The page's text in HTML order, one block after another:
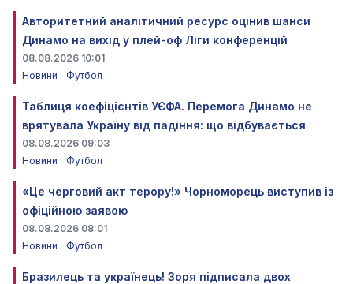
Авторитетний аналітичний ресурс оцінив шанси
Динамо на вихід у плей-оф Ліги конференцій
08.08.2026 10:01
Новини
Футбол
Таблиця коефіцієнтів УЄФА. Перемога Динамо не
врятувала Україну від падіння: що відбувається
08.08.2026 09:03
Новини
Футбол
«Це черговий акт терору!» Чорноморець виступив із
офіційною заявою
08.08.2026 08:01
Новини
Футбол
Бразилець та українець! Зоря підписала двох